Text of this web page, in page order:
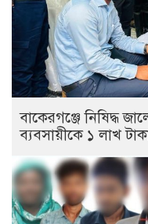
বাকেরগঞ্জে নিষিদ্ধ
ব্যবসায়ীকে ১ লাখ